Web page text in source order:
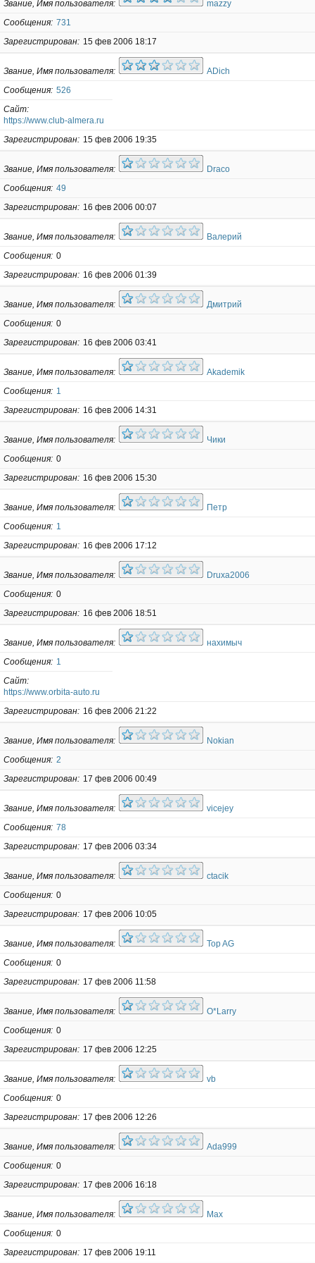
Звание, Имя пользователя
mazzy
Сообщения 731
Зарегистрирован
15 фев 2006 18:17
Звание, Имя пользователя
ADich
Сообщения 526
Сайт
https://www.club-almera.ru
Зарегистрирован
15 фев 2006 19:35
Звание, Имя пользователя
Draco
Сообщения 49
Зарегистрирован
16 фев 2006 00:07
Звание, Имя пользователя
Валерий
Сообщения 0
Зарегистрирован
16 фев 2006 01:39
Звание, Имя пользователя
Дмитрий
Сообщения 0
Зарегистрирован
16 фев 2006 03:41
Звание, Имя пользователя
Akademik
Сообщения
1
Зарегистрирован
16 фев 2006 14:31
Звание, Имя пользователя
Чики
Сообщения 0
Зарегистрирован
16 фев 2006 15:30
Звание, Имя пользователя
Петр
Сообщения
1
Зарегистрирован
16 фев 2006 17:12
Звание, Имя пользователя
Druxa2006
Сообщения 0
Зарегистрирован
16 фев 2006 18:51
Звание, Имя пользователя
нахимыч
Сообщения
1
Сайт
https://www.orbita-auto.ru
Зарегистрирован
16 фев 2006 21:22
Звание, Имя пользователя
Nokian
Сообщения 2
Зарегистрирован
17 фев 2006 00:49
Звание, Имя пользователя
vicejey
Сообщения 78
Зарегистрирован
17 фев 2006 03:34
Звание, Имя пользователя
ctacik
Сообщения 0
Зарегистрирован
17 фев 2006 10:05
Звание, Имя пользователя
Top AG
Сообщения 0
Зарегистрирован
17 фев 2006 11:58
Звание, Имя пользователя
O*Larry
Сообщения 0
Зарегистрирован
17 фев 2006 12:25
Звание, Имя пользователя
vb
Сообщения 0
Зарегистрирован
17 фев 2006 12:26
Звание, Имя пользователя
Ada999
Сообщения 0
Зарегистрирован
17 фев 2006 16:18
Звание, Имя пользователя
Max
Сообщения 0
Зарегистрирован
17 фев 2006 19:11